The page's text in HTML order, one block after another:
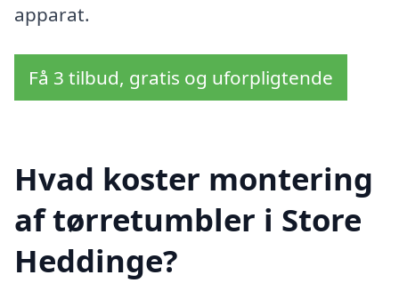
apparat.
Få 3 tilbud, gratis og uforpligtende
Hvad koster montering
af tørretumbler i Store
Heddinge?